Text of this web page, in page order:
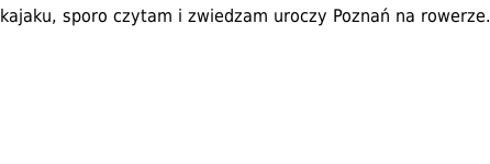
sporo czytam i zwiedzam uroczy Poznań na rowerze.